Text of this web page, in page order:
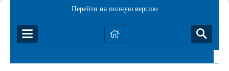
Перейти на полную версию